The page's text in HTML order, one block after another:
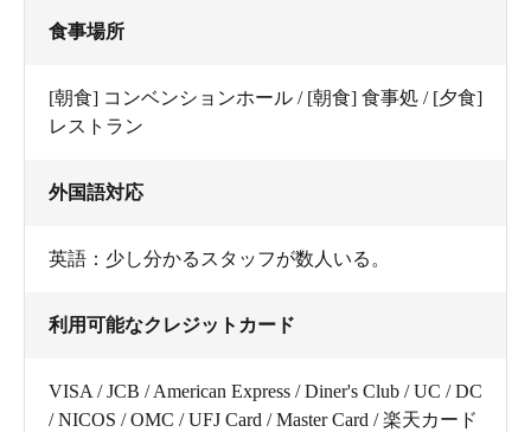
食事場所
[朝食] コンベンションホール / [朝食] 食事処 / [夕食]
レストラン
外国語対応
英語：少し分かるスタッフが数人いる。
利用可能なクレジットカード
VISA / JCB / American Express / Diner's Club / UC / DC
/ NICOS / OMC / UFJ Card / Master Card / 楽天カード